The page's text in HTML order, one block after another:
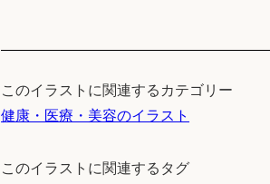
このイラストに関連するカテゴリー
健康・医療・美容のイラスト
このイラストに関連するタグ